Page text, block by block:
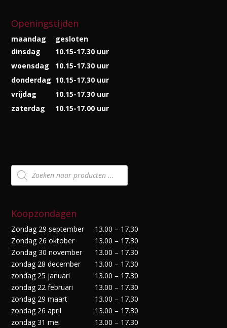
Openingstijden
maandag
gesloten
dinsdag
10.15-17.30 uur
woensdag
10.15-17.30 uur
donderdag 10.15-17.30 uur
vrijdag
10.15-17.30 uur
zaterdag
10.15-17.00 uur
Producten
zoeken
Koopzondagen
Zondag 29 september
13.00 – 17.30
Zondag 26 oktober
13.00 – 17.30
Zondag 30 november
13.00 – 17.30
zondag 28 december
13.00 – 17.30
zondag 25 januari
13.00 – 17.30
zondag 22 februari
13.00 – 17.30
zondag 29 maart
13.00 – 17.30
zondag 26 april
13.00 – 17.30
zondag 31 mei
13.00 – 17.30